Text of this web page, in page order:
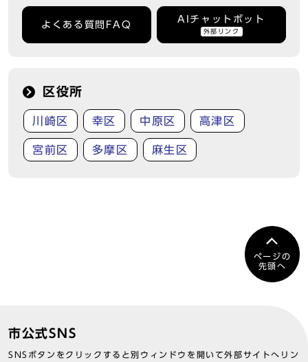
よくある質問FAQ
AIチャットボット
外部リンク
区役所
川崎区 幸区 中原区 高津区
宮前区 多摩区 麻生区
ページの
先頭へ
市公式SNS
SNSボタンをクリックすると別ウィンドウを開いて外部サイトへリン